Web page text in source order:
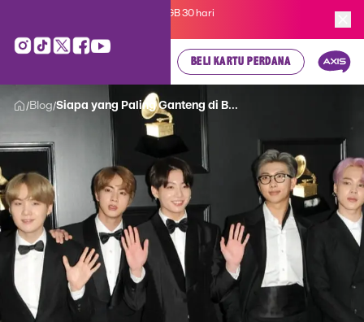
Kartu Perdana AXIS Suka-Suka 3GB 30 hari
BELI KARTU PERDANA
/Blog/Siapa yang Paling Ganteng di B...